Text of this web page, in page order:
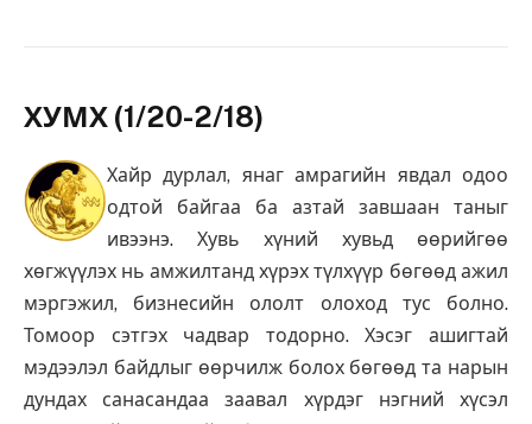
ХУМХ (1/20-2/18)
Хайр дурлал, янаг амрагийн явдал одоо
одтой байгаа ба азтай завшаан таныг
ивээнэ. Хувь хүний хувьд өөрийгөө
хөгжүүлэх нь амжилтанд хүрэх түлхүүр бөгөөд ажил
мэргэжил, бизнесийн ололт олоход тус болно.
Томоор сэтгэх чадвар тодорно. Хэсэг ашигтай
мэдээлэл байдлыг өөрчилж болох бөгөөд та нарын
дундах санасандаа заавал хүрдэг нэгний хүсэл